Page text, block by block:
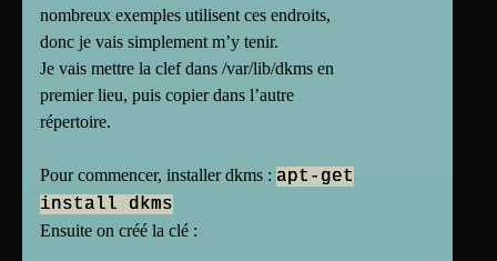
nombreux exemples utilisent ces endroits,
donc je vais simplement m’y tenir.
Je vais mettre la clef dans /var/lib/dkms en
premier lieu, puis copier dans l’autre
répertoire.
Pour commencer, installer dkms : apt-get
install dkms
Ensuite on créé la clé :